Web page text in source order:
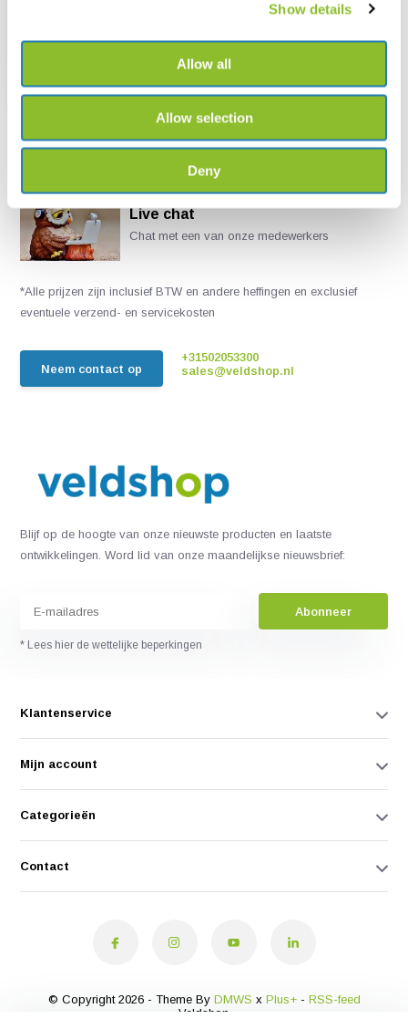
Show details
Allow all
Allow selection
Deny
Antpittas and
Live chat
Chat met een van onze medewerkers
*Alle prijzen zijn inclusief BTW en andere heffingen en exclusief
eventuele verzend- en servicekosten
Neem contact op
+31502053300
sales@veldshop.nl
Blijf op de hoogte van onze nieuwste producten en laatste
ontwikkelingen. Word lid van onze maandelijkse nieuwsbrief:
Abonneer
* Lees hier de wettelijke beperkingen
Klantenservice
Mijn account
Categorieën
Contact
© Copyright 2026 - Theme By DMWS x Plus+- RSS-feed
Veldshop